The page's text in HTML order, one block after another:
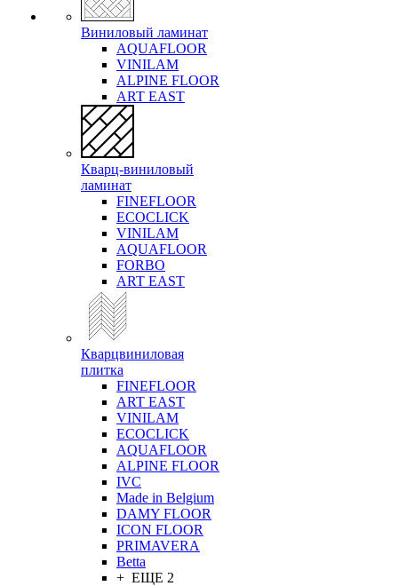
Виниловый ламинат
AQUAFLOOR
VINILAM
ALPINE FLOOR
ART EAST
Кварц-виниловый
ламинат
FINEFLOOR
ECOCLICK
VINILAM
AQUAFLOOR
FORBO
ART EAST
Кварцвиниловая
плитка
FINEFLOOR
ART EAST
VINILAM
ECOCLICK
AQUAFLOOR
ALPINE FLOOR
IVC
Made in Belgium
DAMY FLOOR
ICON FLOOR
PRIMAVERA
Betta
+ ЕЩЕ 2